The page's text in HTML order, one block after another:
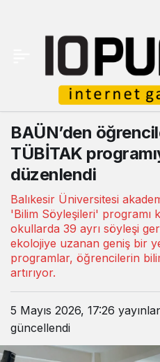
BAÜN’den
TÜBİTAK
düzenlendi
Balıkesir Üniversitesi
'Bilim Söyleşileri' programı
okullarda 39 ayrı söyleşi
ekolojiye uzanan geniş bir
programlar, öğrencilerin
artırıyor.
5 Mayıs 2026, 17:26
güncellendi